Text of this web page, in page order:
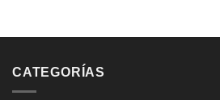
CATEGORÍAS